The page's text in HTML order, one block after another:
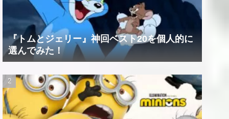
『トムとジェリー』神回ベスト20を個人的に
選んでみた！